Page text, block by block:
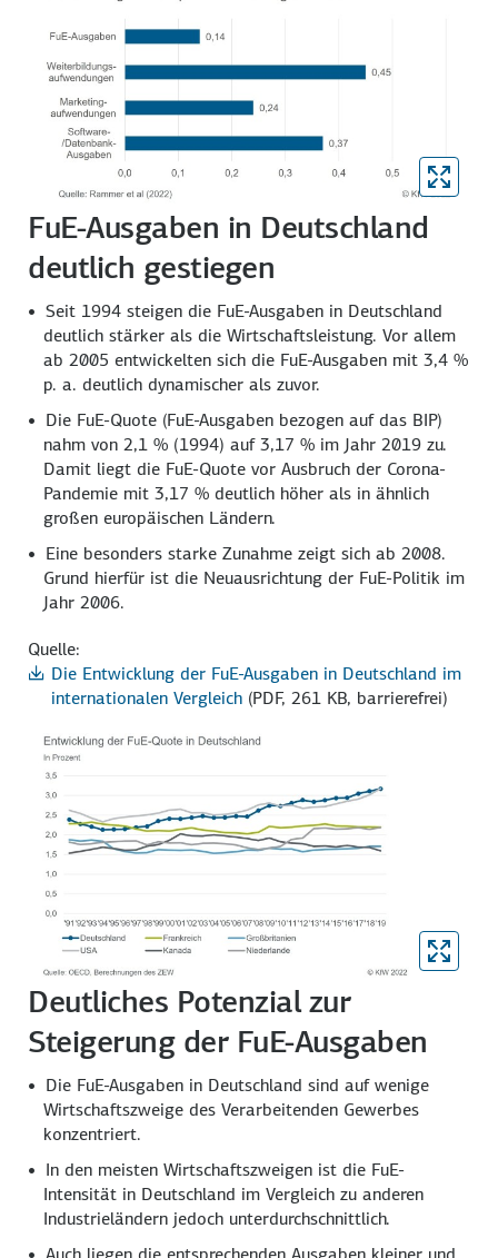
FuE-Ausgaben in Deutschland
deutlich gestiegen
Seit 1994 steigen die FuE-Ausgaben in Deutschland
deutlich stärker als die Wirtschafts­leistung. Vor allem
ab 2005 entwickelten sich die FuE-Ausgaben mit3,4 %
p. a. deutlich dynamischer als zuvor.
Die FuE-Quote (FuE-Ausgaben bezogen auf das BIP)
nahm von2,1 % (1994) auf3,17 % im Jahr 2019 zu.
Damit liegt die FuE-Quote vor Ausbruch der Corona-
Pandemie mit3,17 % deutlich höher als in ähnlich
großen europäischen Ländern.
Eine besonders starke Zunahme zeigt sich ab 2008.
Grund hierfür ist die Neu­ausrichtung der FuE-Politik im
Jahr 2006.
Quelle:
Die Entwicklung der FuE-Ausgaben in Deutschland im
internationalen Vergleich (PDF, 261 KB, barrierefrei)
Deutliches Potenzial zur
Steigerung der FuE-Ausgaben
Die FuE-Ausgaben in Deutschland sind auf wenige
Wirtschafts­zweige des Verarbeitenden Gewerbes
konzentriert.
In den meisten Wirtschafts­zweigen ist die FuE-
Intensität in Deutschland im Vergleich zu anderen
Industrieländern jedoch unterdurchschnittlich.